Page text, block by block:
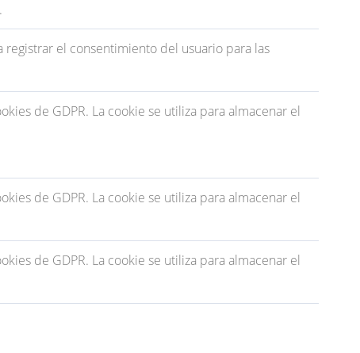
el consentimiento del usuario para las
de GDPR. La cookie se utiliza para almacenar el
de GDPR. La cookie se utiliza para almacenar el
de GDPR. La cookie se utiliza para almacenar el